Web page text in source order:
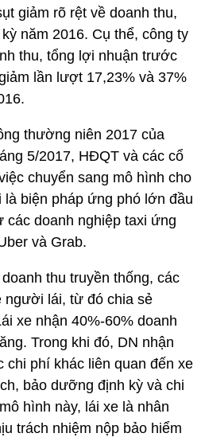
giảm rõ rệt về doanh thu,
năm 2016. Cụ thể, công ty
thu, tổng lợi nhuận trước
lần lượt 17,23% và 37%
thường niên 2017 của
5/2017, HĐQT và các cổ
chuyển sang mô hình cho
biện pháp ứng phó lớn đầu
doanh nghiệp taxi ứng
và Grab.
thu truyền thống, các
người lái, từ đó chia sẻ
xe nhận 40%-60% doanh
Trong khi đó, DN nhận
chi phí khác liên quan đến xe
bảo dưỡng định kỳ và chi
hình này, lái xe là nhân
trách nhiệm nộp bảo hiểm